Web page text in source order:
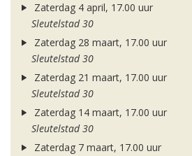
Zaterdag 4 april, 17.00 uur
Sleutelstad 30
Zaterdag 28 maart, 17.00 uur
Sleutelstad 30
Zaterdag 21 maart, 17.00 uur
Sleutelstad 30
Zaterdag 14 maart, 17.00 uur
Sleutelstad 30
Zaterdag 7 maart, 17.00 uur